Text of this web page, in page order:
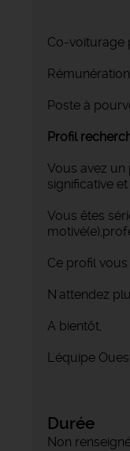
Co-voiturage
Poste à
Profil
Vous avez
significative
Vous êtes
Ce profil
N'attendez
A bientôt,
L'équipe
Durée
Non